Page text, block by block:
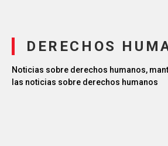
DERECHOS
Noticias sobre derechos humanos,
las noticias sobre derechos humanos